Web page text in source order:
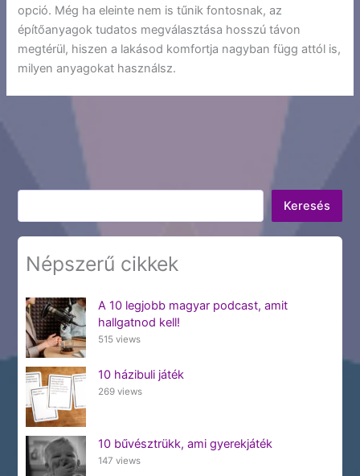
opció. Még ha eleinte nem is tűnik fontosnak, az
építőanyagok tudatos megválasztása hosszú távon
megtérül, hiszen a lakásod komfortja nagyban függ attól is,
milyen anyagokat használsz.
Keresés
Keresés
Népszerű cikkek
A 10 legjobb magyar podcast, amit
hallgatnod kell!
515 views
10 házibuli játék
269 views
10 bűvésztrükk, ami gyerekjáték
147 views